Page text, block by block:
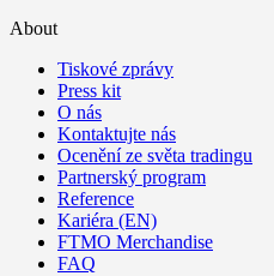
About
Tiskové zprávy
Press kit
O nás
Kontaktujte nás
Ocenění ze světa tradingu
Partnerský program
Reference
Kariéra (EN)
FTMO Merchandise
FAQ